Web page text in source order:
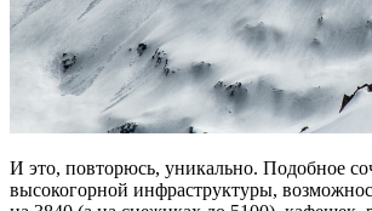
И это, повторюсь, уникально. Подобное
высокогорной инфраструктуры,